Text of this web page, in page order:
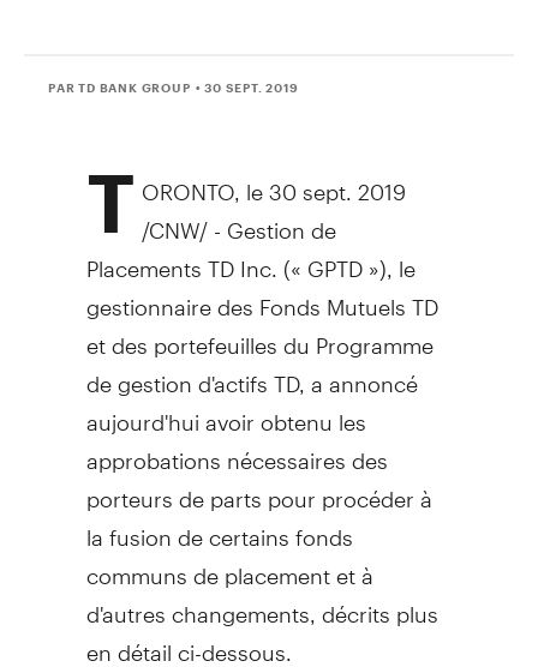
PAR TD BANK GROUP • 30 SEPT. 2019
T ORONTO , le 30 sept. 2019
/CNW/ - Gestion de
Placements TD Inc. (« GPTD »), le
gestionnaire des Fonds Mutuels TD
et des portefeuilles du Programme
de gestion d'actifs TD, a annoncé
aujourd'hui avoir obtenu les
approbations nécessaires des
porteurs de parts pour procéder à
la fusion de certains fonds
communs de placement et à
d'autres changements, décrits plus
en détail ci-dessous.